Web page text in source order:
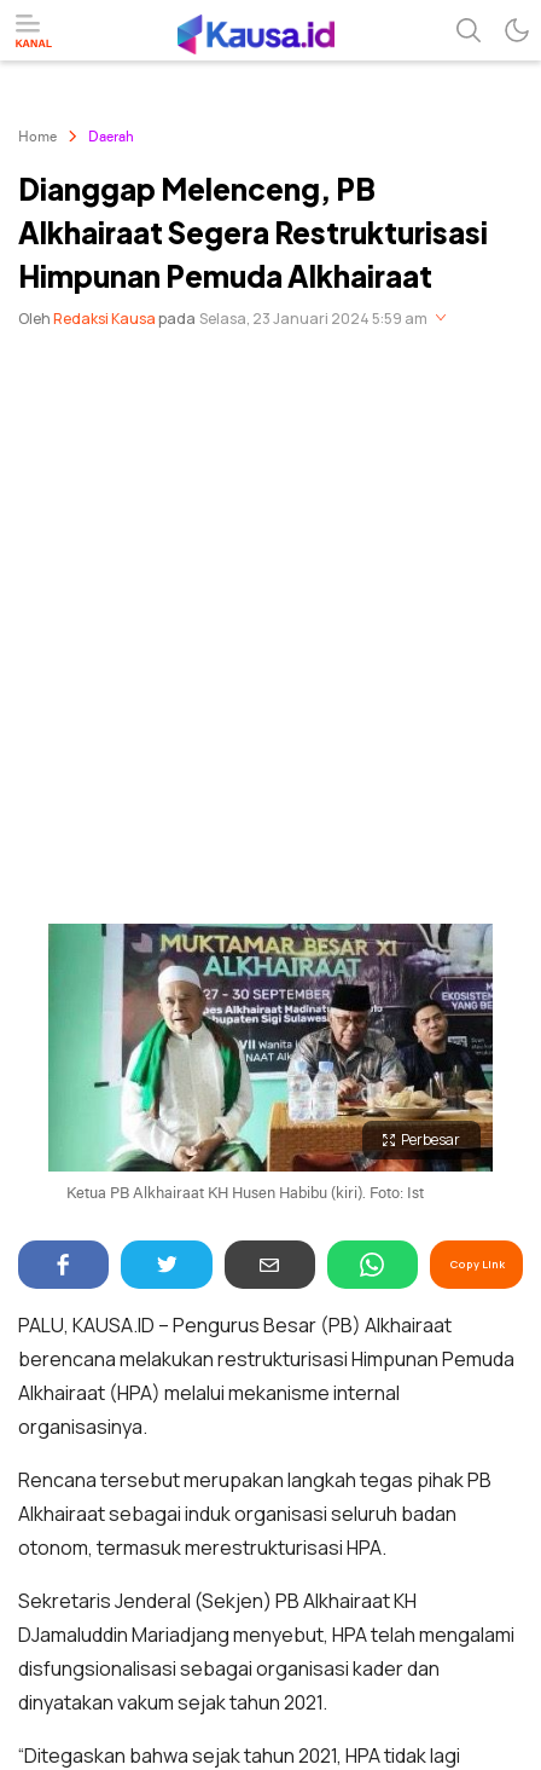
Home Daerah
Dianggap Melenceng, PB
Alkhairaat Segera Restrukturisasi
Himpunan Pemuda Alkhairaat
OlehRedaksi Kausapada Selasa, 23 Januari 2024 5:59 am
Perbesar
Ketua PB Alkhairaat KH Husen Habibu (kiri). Foto: Ist
Copy Link
PALU, KAUSA.ID – Pengurus Besar (PB) Alkhairaat
berencana melakukan restrukturisasi Himpunan Pemuda
Alkhairaat (HPA) melalui mekanisme internal
organisasinya.
Rencana tersebut merupakan langkah tegas pihak PB
Alkhairaat sebagai induk organisasi seluruh badan
otonom, termasuk merestrukturisasi HPA.
Sekretaris Jenderal (Sekjen) PB Alkhairaat KH
DJamaluddin Mariadjang menyebut, HPA telah mengalami
disfungsionalisasi sebagai organisasi kader dan
dinyatakan vakum sejak tahun 2021.
“Ditegaskan bahwa sejak tahun 2021, HPA tidak lagi